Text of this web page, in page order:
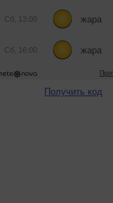
Получить код